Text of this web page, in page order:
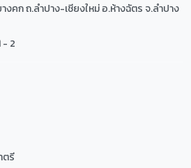
งคก ถ.ลำปาง-เชียงใหม่ อ.ห้างฉัตร จ.ลำปาง
- 2
รี